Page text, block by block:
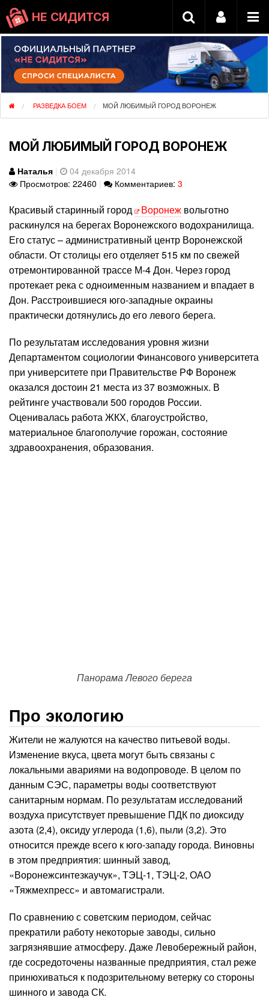
НЕ СИДИТСЯ
РАЗВЕДКА БОЕМ МОЙ ЛЮБИМЫЙ ГОРОД ВОРОНЕЖ
МОЙ ЛЮБИМЫЙ ГОРОД ВОРОНЕЖ
Наталья
04 декабря 2014
Просмотров: 22460
Комментариев: 3
Красивый старинный город Воронеж вольготно
раскинулся на берегах Воронежского водохранилища.
Его статус – административный центр Воронежской
области. От столицы его отделяет 515 км по свежей
отремонтированной трассе М-4 Дон. Через город
протекает река с одноименным названием и впадает в
Дон. Расстроившиеся юго-западные окраины
практически дотянулись до его левого берега.
По результатам исследования уровня жизни
Департаментом социологии Финансового университета
при университете при Правительстве РФ Воронеж
оказался достоин 21 места из 37 возможных. В
рейтинге участвовали 500 городов России.
Оценивалась работа ЖКХ, благоустройство,
материальное благополучие горожан, состояние
здравоохранения, образования.
Панорама Левого берега
Про экологию
Жители не жалуются на качество питьевой воды.
Изменение вкуса, цвета могут быть связаны с
локальными авариями на водопроводе. В целом по
данным СЭС, параметры воды соответствуют
санитарным нормам. По результатам исследований
воздуха присутствует превышение ПДК по диоксиду
азота (2,4), оксиду углерода (1,6), пыли (3,2). Это
относится прежде всего к юго-западу города. Виновны
в этом предприятия: шинный завод,
«Воронежсинтезкаучук», ТЭЦ-1, ТЭЦ-2, ОАО
«Тяжмехпресс» и автомагистрали.
По сравнению с советским периодом, сейчас
прекратили работу некоторые заводы, сильно
загрязнявшие атмосферу. Даже Левобережный район,
где сосредоточены названные предприятия, стал реже
принюхиваться к подозрительному ветерку со стороны
шинного и завода СК.